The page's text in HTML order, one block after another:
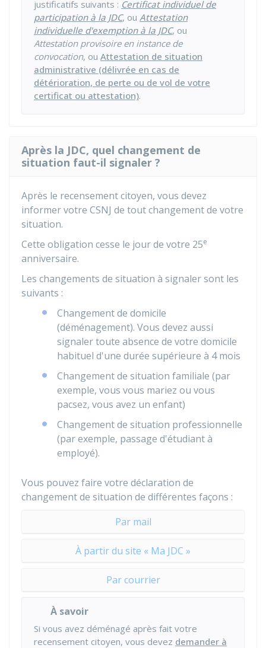
justificatifs suivants : Certificat individuel de
participation à la JDC, ou Attestation
individuelle d'exemption à la JDC, ou
Attestation provisoire en instance de
convocation, ou Attestation de situation
administrative (délivrée en cas de
détérioration, de perte ou de vol de votre
certificat ou attestation).
Après la JDC, quel changement de
situation faut-il signaler ?
Après le recensement citoyen, vous devez
informer votre CSNJ de tout changement de votre
situation.
Cette obligation cesse le jour de votre 25e
anniversaire.
Les changements de situation à signaler sont les
suivants :
Changement de domicile
(déménagement). Vous devez aussi
signaler toute absence de votre domicile
habituel d'une durée supérieure à 4 mois
Changement de situation familiale (par
exemple, vous vous mariez ou vous
pacsez, vous avez un enfant)
Changement de situation professionnelle
(par exemple, passage d'étudiant à
employé).
Vous pouvez faire votre déclaration de
changement de situation de différentes façons :
Par mail
À partir du site « Ma JDC »
Par courrier
À savoir
Si vous avez déménagé après fait votre
recensement citoyen, vous devez demander à